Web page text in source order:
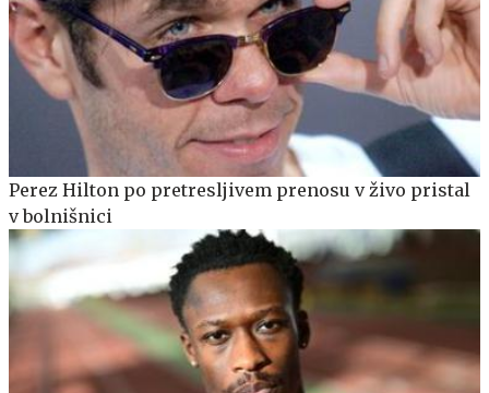
Perez Hilton po pretresljivem prenosu v živo pristal
v bolnišnici